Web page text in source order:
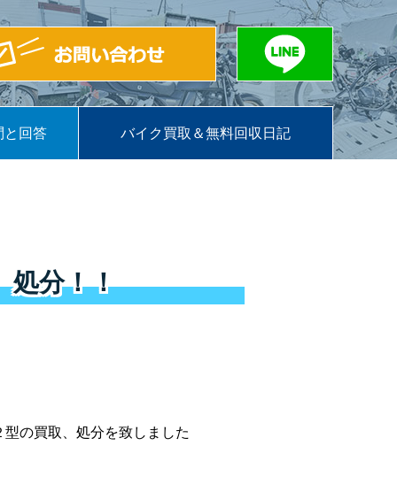
と回答 バイク買取＆無料回収日記
処分！！
の買取、処分を致しました